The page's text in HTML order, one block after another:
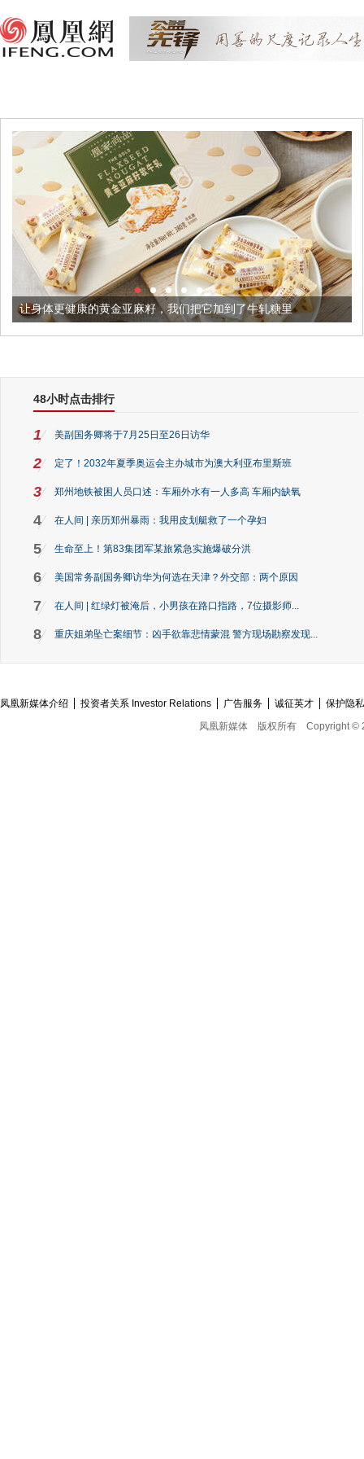
金亚麻籽，我们把它加到了牛轧糖里 被列入佛家七宝的它
48小时点击排行
1 美副国务卿将于7月25日至26日访华
2 定了！2032年夏季奥运会主办城市为澳大利亚布里斯班
3 郑州地铁被困人员口述：车厢外水有一人多高 车厢内缺氧
4 在人间 | 亲历郑州暴雨：我用皮划艇救了一个孕妇
5 生命至上！第83集团军某旅紧急实施爆破分洪
6 美国常务副国务卿访华为何选在天津？外交部：两个原因
7 在人间 | 红绿灯被淹后，小男孩在路口指路，7位摄影师...
8 重庆姐弟坠亡案细节：凶手欲靠悲情蒙混 警方现场勘察发现...
凤凰新媒体介绍 投资者关系 Investor Relations 广告服务 诚征英才
保护隐
凤凰新媒体
版权所有 Copyright ©